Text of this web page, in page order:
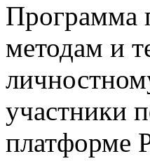
Программа
методам и
участники
платформе